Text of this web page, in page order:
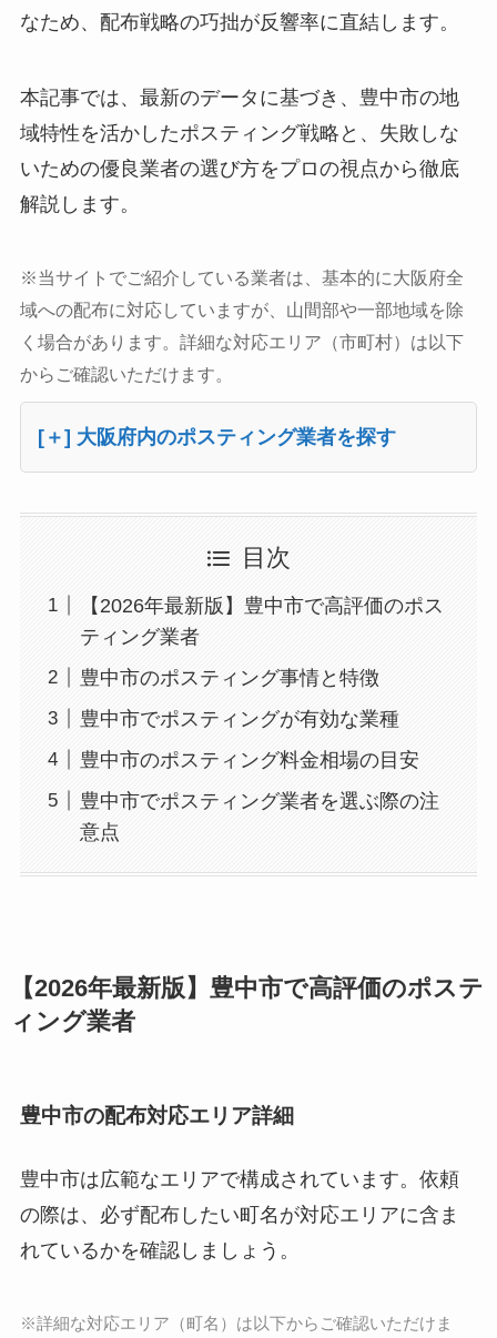
なため、配布戦略の巧拙が反響率に直結します。
本記事では、最新のデータに基づき、豊中市の地
域特性を活かしたポスティング戦略と、失敗しな
いための優良業者の選び方をプロの視点から徹底
解説します。
※当サイトでご紹介している業者は、基本的に大阪府全
域への配布に対応していますが、山間部や一部地域を除
く場合があります。詳細な対応エリア（市町村）は以下
からご確認いただけます。
[＋] 大阪府内のポスティング業者を探す
目次
【2026年最新版】豊中市で高評価のポス
ティング業者
豊中市のポスティング事情と特徴
豊中市でポスティングが有効な業種
豊中市のポスティング料金相場の目安
豊中市でポスティング業者を選ぶ際の注
意点
【2026年最新版】豊中市で高評価のポステ
ィング業者
豊中市の配布対応エリア詳細
豊中市は広範なエリアで構成されています。依頼
の際は、必ず配布したい町名が対応エリアに含ま
れているかを確認しましょう。
※詳細な対応エリア（町名）は以下からご確認いただけま